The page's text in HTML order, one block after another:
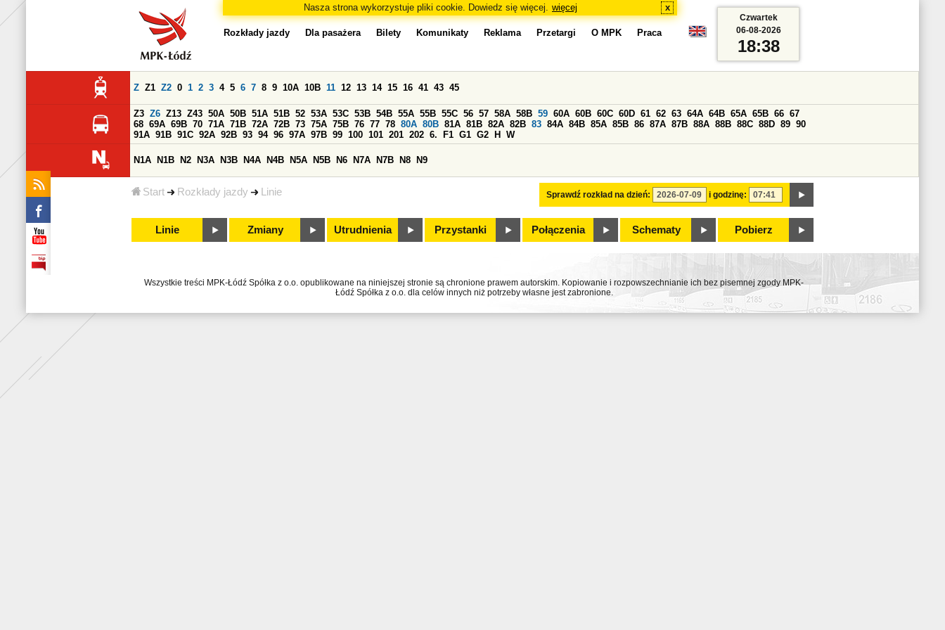
Nasza strona wykorzystuje pliki cookie. Dowiedz się więcej. więcej x
Start Rozkłady jazdy Linie
Rozkłady jazdy Dla pasażera Bilety Komunikaty Reklama Przetargi O MPK Praca
Sprawdź rozkład na dzień: i godzinę:
Z Z1 Z2 0 1 2 3 4 5 6 7 8 9 10A 10B 11 12 13 14 15 16 41 43 45
Z3 Z6 Z13 Z43 50A 50B 51A 51B 52 53A 53C 53B 54B 55A 55B 55C 56 57 58A 58B 59 60A 60B 60C 60D 61 62 63 64A 64B 65A 65B 66 67
68 69A 69B 70 71A 71B 72A 72B 73 75A 75B 76 77 78 80A 80B 81A 81B 82A 82B 83 84A 84B 85A 85B 86 87A 87B 88A 88B 88C 88D 89 90
91A 91B 91C 92A 92B 93 94 96 97A 97B 99 100 101 201 202 6. F1 G1 G2 H W
N1A N1B N2 N3A N3B N4A N4B N5A N5B N6 N7A N7B N8 N9
Linie Zmiany Utrudnienia Przystanki Połączenia Schematy Pobierz
Czwartek
06-08-2026
18:38
Wszystkie treści MPK-Łódź Spółka z o.o. opublikowane na niniejszej stronie są chronione prawem autorskim. Kopiowanie i rozpowszechnianie ich bez pisemnej zgody MPK-
Łódź Spółka z o.o. dla celów innych niż potrzeby własne jest zabronione.